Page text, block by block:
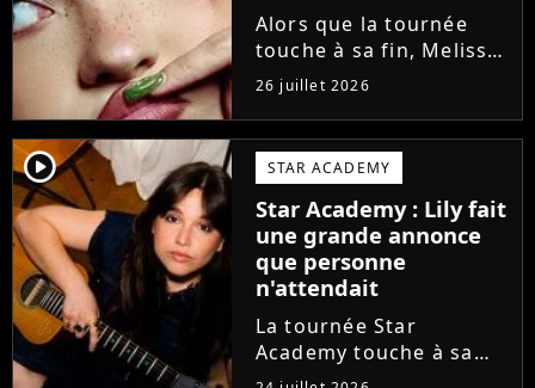
Academy"
Alors que la tournée
touche à sa fin, Melissa
se confie en interview
sur Volum sur la
création de son EP tout
va bien (j'crois), son
envie de gommer
l'étiquette Star
Academy, le jeu...
26 juillet 2026
player2 STAR ACADEMY
Star Academy : Lily fait
une grande annonce
que personne
n'attendait
La tournée Star
Academy touche à sa
fin. Et bonne nouvelle :